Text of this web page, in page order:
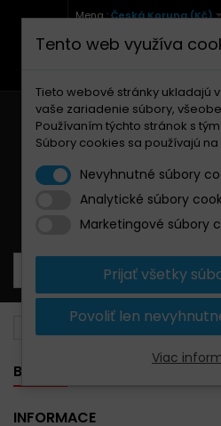
Mena :Česká Koruna (Kč)
+420 771 127 977
Košík0
BANNER
INFORMACE
Tento web využíva
Tieto webové stránky ukladajú
vaše zariadenie súbory,
Používaním týchto stránok s
Súbory cookies sa používajú
Nevyhnutné súbory
Analytické súbory
Marketingové súbory
Prijať všetky
Povoliť len
Viac